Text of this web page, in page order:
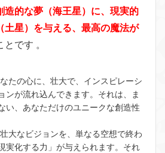
造的な夢（海王星）に、現実的
土星）を与える、最高の魔法が
とです 。
なたの心に、壮大で、インスピレーシ
ンが流れ込んできます。それは、ま
い、あなただけのユニークな創造性
壮大なビジョンを、単なる空想で終わ
実化する力」が与えられます。それ